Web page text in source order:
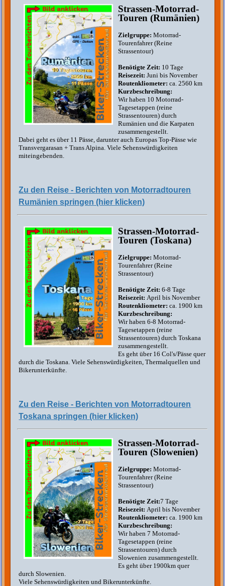
Strassen-Motorrad-
Touren (Rumänien)
Zielgruppe:Motorrad-
Tourenfahrer (Reine
Strassentour)
Benötigte Zeit: 10 Tage
Reisezeit: Juni bis November
Routenkliometer: ca. 2560 km
Kurzbeschreibung:
Wir haben 10 Motorrad-
Tagesetappen (reine
Strassentouren) durch
Rumänien und die Karpaten
zusammengestellt.
Dabei geht es über 11 Pässe, darunter auch Europas Top-Pässe wie
Transvergarasan + Trans Alpina. Viele Sehenswürdigkeiten
miteingebenden.
Zu den Reise - Berichten von Motorradtouren
Rumänien springen (hier klicken)
Strassen-Motorrad-
Touren (Toskana)
Zielgruppe:Motorrad-
Tourenfahrer (Reine
Strassentour)
Benötigte Zeit: 6-8 Tage
Reisezeit: April bis November
Routenkliometer: ca. 1900 km
Kurzbeschreibung:
Wir haben 6-8 Motorrad-
Tagesetappen (reine
Strassentouren) durch Toskana
zusammengestellt.
Es geht über 16 Col's/Pässe quer
durch die Toskana. Viele Sehenswürdigkeiten, Thermalquellen und
Bikerunterkünfte.
Zu den Reise - Berichten von Motorradtouren
Toskana springen (hier klicken)
Strassen-Motorrad-
Touren (Slowenien)
Zielgruppe:Motorrad-
Tourenfahrer (Reine
Strassentour)
Benötigte Zeit:7 Tage
Reisezeit: April bis November
Routenkliometer: ca. 1900 km
Kurzbeschreibung:
Wir haben 7 Motorrad-
Tagesetappen (reine
Strassentouren) durch
Slowenien zusammengestellt.
Es geht über 1900km quer
durch Slowenien.
Viele Sehenswürdigkeiten und Bikerunterkünfte.